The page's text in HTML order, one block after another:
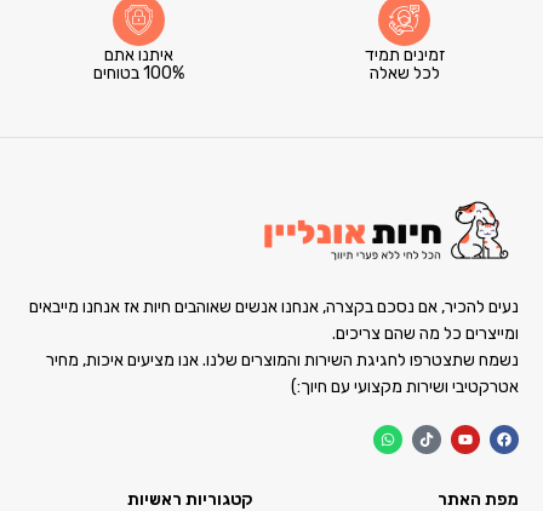
זמינים תמיד
לכל שאלה
איתנו אתם
100% בטוחים
נעים להכיר, אם נסכם בקצרה, אנחנו אנשים שאוהבים חיות אז אנחנו מייבאים
ומייצרים כל מה שהם צריכים.
נשמח שתצטרפו לחגיגת השירות והמוצרים שלנו. אנו מציעים איכות, מחיר
אטרקטיבי ושירות מקצועי עם חיוך:)
מפת האתר קטגוריות ראשיות